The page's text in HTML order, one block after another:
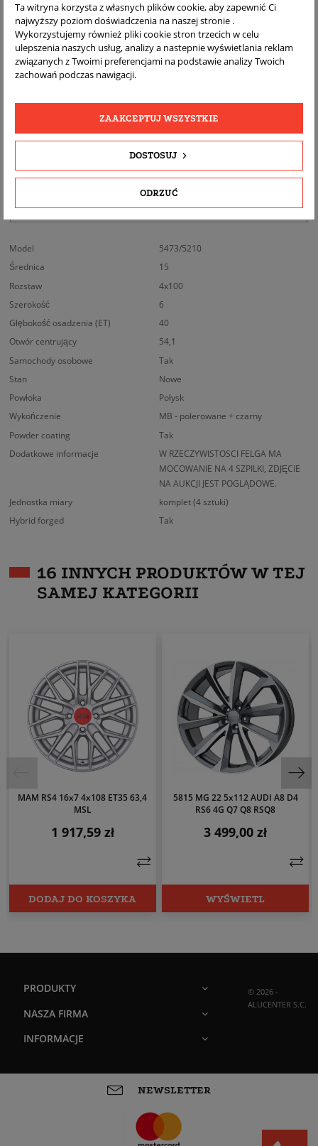
DARMOWA
WYSYŁKA
BEZPŁATNY
ZWROT
REALNE
ZDJĘCIA
OPIS
BEZPIECZEŃSTWO PRODUKTU
Model
5473/5210
Średnica
15
Rozstaw
4x100
Szerokość
6
Głębokość osadzenia (ET)
40
Otwór centrujący
54,1
Samochody osobowe
Tak
Stan
Nowe
Powłoka
Połysk
Wykończenie
MB - polerowane + czarny
Powder coating
Tak
Dodatkowe informacje
W RZECZYWISTOSCI FELGA MA
MOCOWANIE NA 4 SZPILKI, ZDJĘCIE
NA AUKCJI JEST POGLĄDOWE.
Jednostka miary
komplet (4 sztuki)
Hybrid forged
Tak
16 INNYCH PRODUKTÓW W TEJ
SAMEJ KATEGORII
MAM RS4 16x7 4x108 ET35 63,4
MSL
Cena
1 917,59 zł
DODAJ DO KOSZYKA
5815 MG 22 5x112 AUDI A8 D4
RS6 4G Q7 Q8 RSQ8
Cena
3 499,00 zł
WYŚWIETL
PRODUKTY
NASZA FIRMA
INFORMACJE
© 2026 -
ALUCENTER S.C.
NEWSLETTER
Ta witryna korzysta z własnych plików cookie, aby zapewnić Ci
najwyższy poziom doświadczenia na naszej stronie .
Wykorzystujemy również pliki cookie stron trzecich w celu
ulepszenia naszych usług, analizy a nastepnie wyświetlania reklam
związanych z Twoimi preferencjami na podstawie analizy Twoich
zachowań podczas nawigacji.
ODRZUĆ
DOSTOSUJ
ZAAKCEPTUJ WSZYSTKIE